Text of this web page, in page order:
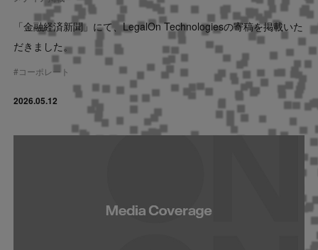
「金融経済新聞」にて、LegalOn Technologiesの寄稿を掲載いた
だきました。
#コーポレート
2026.05.12